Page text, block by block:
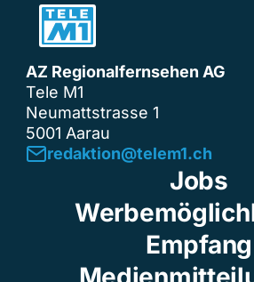
AZ Regionalfernsehen AG
Tele M1
Neumattstrasse 1
5001 Aarau
redaktion@telem1.ch
Jobs
Empfang